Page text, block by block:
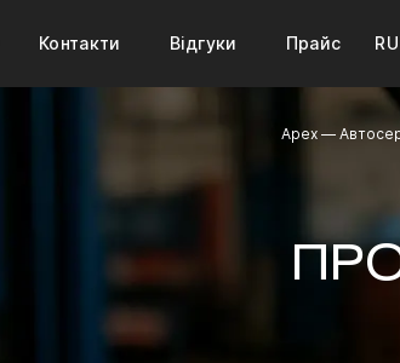
Контакти Відгуки Прайс RU
Apex —